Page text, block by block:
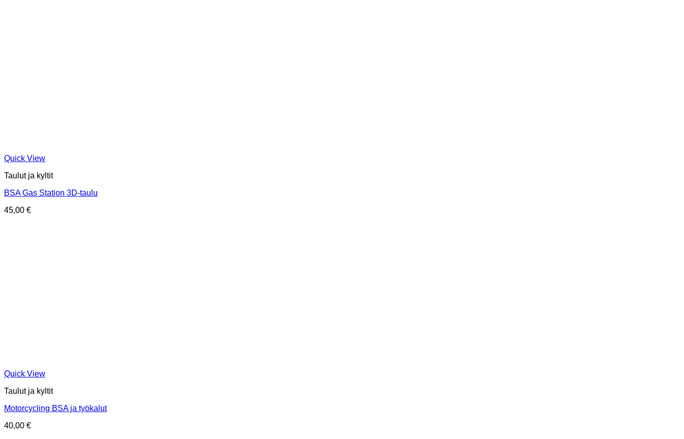
Quick View
Taulut ja kyltit
BSA Gas Station 3D-taulu
45,00 €
Quick View
Taulut ja kyltit
Motorcycling BSA ja työkalut
40,00 €